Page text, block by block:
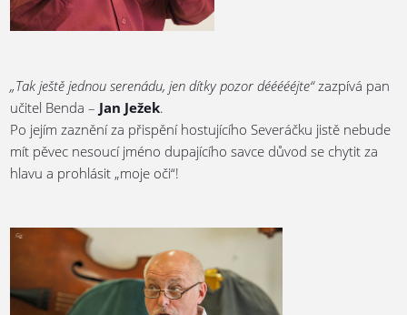
„Tak ještě jednou serenádu, jen dítky pozor déééééjte“zazpívá pan
učitel Benda – Jan Ježek.
Po jejím zaznění za přispění hostujícího Severáčku jistě nebude
mít pěvec nesoucí jméno dupajícího savce důvod se chytit za
hlavu a prohlásit „moje oči“!